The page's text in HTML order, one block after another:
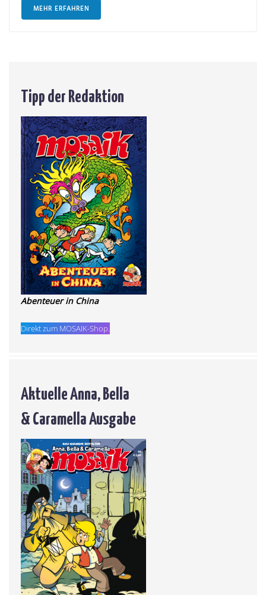
MEHR ERFAHREN
Tipp der Redaktion
Abenteuer in China
Direkt zum MOSAIK-Shop.
Aktuelle Anna, Bella
& Caramella Ausgabe